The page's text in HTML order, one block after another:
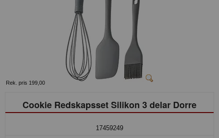
Rek. pris 199,00
Cookie Redskapsset Silikon 3 delar Dorre
17459249